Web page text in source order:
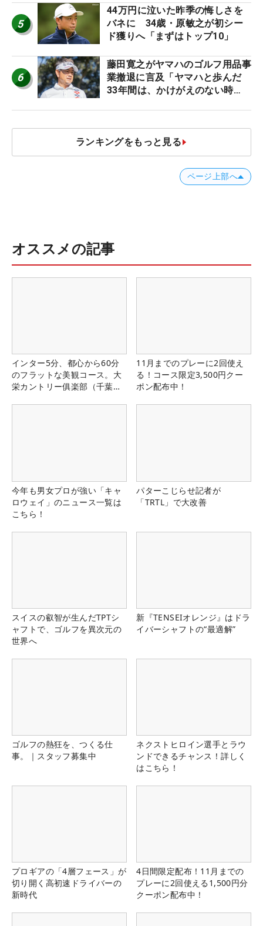
5
44万円に泣いた昨季の悔しさを
バネに 34歳・原敏之が初シー
ド獲りへ「まずはトップ10」
6
藤田寛之がヤマハのゴルフ用品事
業撤退に言及「ヤマハと歩んだ
33年間は、かけがえのない時
ランキングをもっと見る
ページ上部へ
オススメの記事
インター5分、都心から60分
のフラットな美観コース。大
栄カントリー俱楽部（千葉
11月までのプレーに2回使え
る！コース限定3,500円クー
ポン配布中！
今年も男女プロが強い「キャ
ロウェイ」のニュース一覧は
こちら！
パターこじらせ記者が
「TRTL」で大改善
スイスの叡智が生んだTPTシ
ャフトで、ゴルフを異次元の
世界へ
新『TENSEIオレンジ』はドラ
イバーシャフトの“最適解”
ゴルフの熱狂を、つくる仕
事。｜スタッフ募集中
ネクストヒロイン選手とラウ
ンドできるチャンス！詳しく
はこちら！
プロギアの「4層フェース」が
切り開く高初速ドライバーの
新時代
4日間限定配布！11月までの
プレーに2回使える1,500円分
クーポン配布中！